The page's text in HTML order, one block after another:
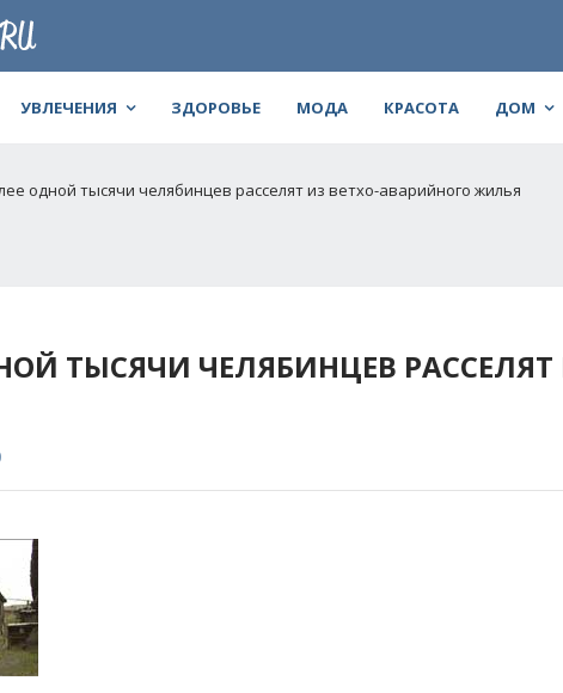
УВЛЕЧЕНИЯ ЗДОРОВЬЕ МОДА КРАСОТА ДОМ
одной тысячи челябинцев расселят из ветхо-аварийного жилья
ТЫСЯЧИ ЧЕЛЯБИНЦЕВ